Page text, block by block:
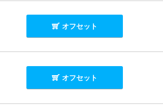
オフセット
オフセット